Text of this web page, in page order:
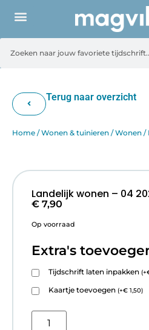
Terug naar overzicht
Home /Wonen & tuinieren /Wonen /
Landelijk wonen – 04
€ 7,90
Op voorraad
Extra's
Tijdschrift laten inpakken (+
Kaartje toevoegen (+€ 1,50)